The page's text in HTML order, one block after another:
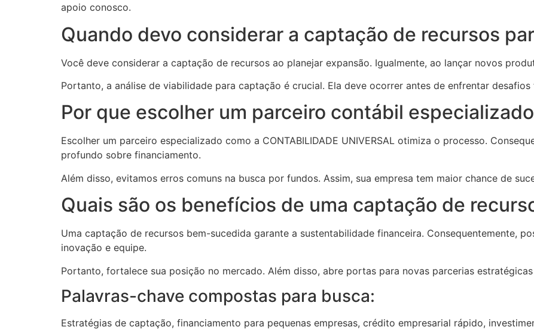
apoio conosco.
Quando devo considerar a captação de recursos
Você deve considerar a captação de recursos ao planejar expansão. Igualmente, ao lançar novos
Portanto, a análise de viabilidade para captação é crucial. Ela deve ocorrer antes de enfrentar
Por que escolher um parceiro contábil
Escolher um parceiro especializado como a CONTABILIDADE UNIVERSAL otimiza o processo.
profundo sobre financiamento.
Além disso, evitamos erros comuns na busca por fundos. Assim, sua empresa tem maior chance de
Quais são os benefícios de uma captação de
Uma captação de recursos bem-sucedida garante a sustentabilidade financeira. Consequentemente,
inovação e equipe.
Portanto, fortalece sua posição no mercado. Além disso, abre portas para novas parcerias
Palavras-chave compostas para busca:
Estratégias de captação, financiamento para pequenas empresas, crédito empresarial rápido,